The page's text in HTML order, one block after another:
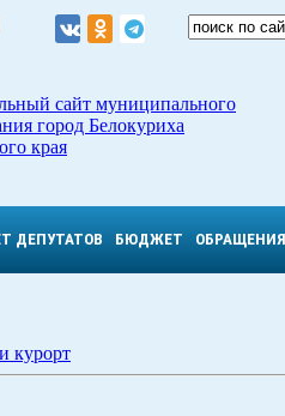
сайт муниципального
город Белокуриха
края
ДЕПУТАТОВ БЮДЖЕТ ОБРАЩЕНИЯ
курорт